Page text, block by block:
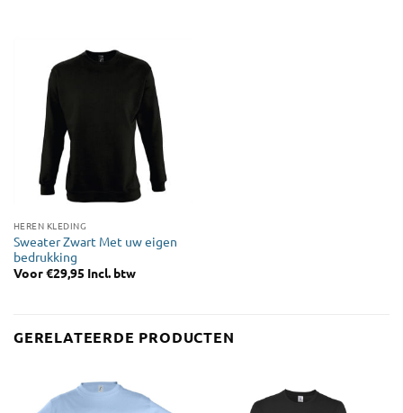
HEREN KLEDING
Sweater Zwart Met uw eigen
bedrukking
Voor€29,95 Incl. btw
GERELATEERDE PRODUCTEN